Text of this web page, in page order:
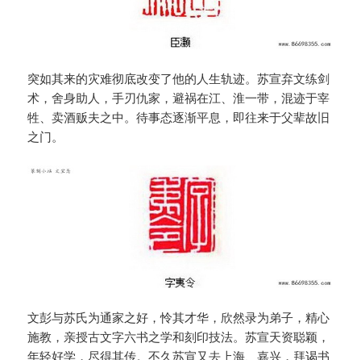
突如其来的灾难彻底改变了他的人生轨迹。苏宣弃文练剑
术，舍身助人，手刃仇家，避祸在江、淮一带，混迹于宰
牲、卖酒贩夫之中。待事态逐渐平息，即往来于父辈故旧
之门。
文彭与苏氏为通家之好，怜其才华，欣然录为弟子，精心
施教，亲授古文字六书之学和刻印技法。苏宣天资聪颖，
年轻好学，尽得其传。不久苏宣又去上海、嘉兴，拜谒书